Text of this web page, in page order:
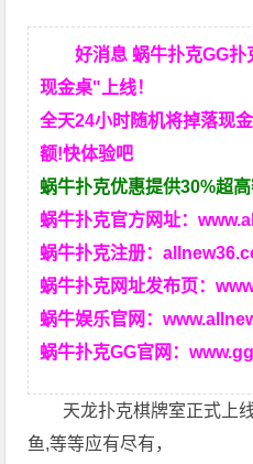
好消息 蜗牛扑克GG
现金桌"上线！
全天24小时随机将掉落现
额!快体验吧
蜗牛扑克优惠提供30%超
蜗牛扑克官方网址：
蜗牛扑克注册：
蜗牛扑克网址发布页：
蜗牛娱乐官网：
蜗牛扑克GG官网：
天龙扑克棋牌室正式上
鱼,等等应有尽有，